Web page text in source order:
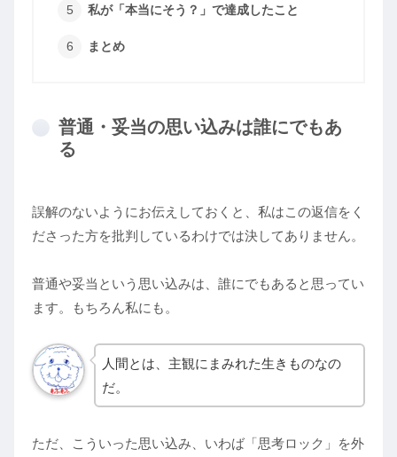
私が「本当にそう？」で達成したこと
まとめ
普通・妥当の思い込みは誰にでもあ
る
誤解のないようにお伝えしておくと、私はこの返信をく
ださった方を批判しているわけでは決してありません。
普通や妥当という思い込みは、誰にでもあると思ってい
ます。もちろん私にも。
人間とは、主観にまみれた生きものなの
だ。
ただ、こういった思い込み、いわば「思考ロック」を外